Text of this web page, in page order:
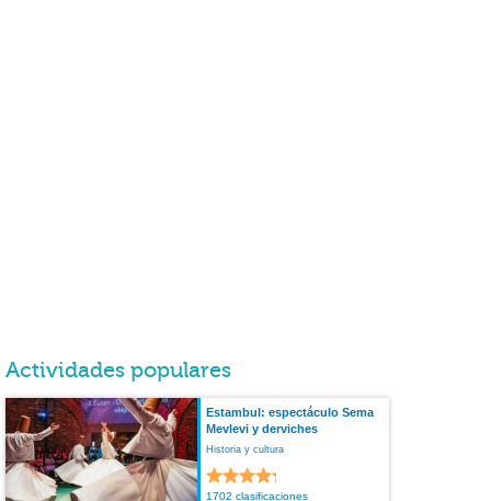
Actividades populares
Estambul: espectáculo Sema
Mevlevi y derviches
Historia y cultura
1702 clasificaciones